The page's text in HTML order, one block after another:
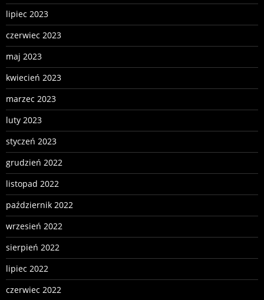
lipiec 2023
czerwiec 2023
maj 2023
kwiecień 2023
marzec 2023
luty 2023
styczeń 2023
grudzień 2022
listopad 2022
październik 2022
wrzesień 2022
sierpień 2022
lipiec 2022
czerwiec 2022